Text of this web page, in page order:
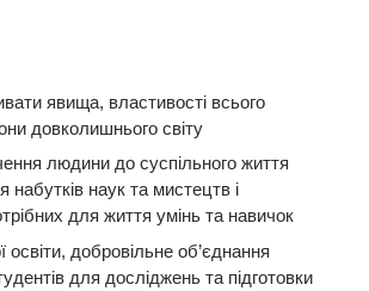
явища, властивості всього
довколишнього світу
людини до суспільного життя
набутків наук та мистецтв і
для життя умінь та навичок
освіти, добровільне об’єднання
для досліджень та підготовки